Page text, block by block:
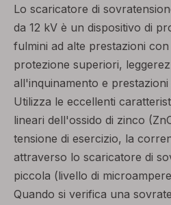
Lo scaricatore di
da 12 kV è un dispositivo di
fulmini ad alte prestazioni
protezione superiori,
all'inquinamento e prestazioni
Utilizza le eccellenti
lineari dell'ossido di zinco
tensione di esercizio, la
attraverso lo scaricatore di
piccola (livello di
Quando si verifica una